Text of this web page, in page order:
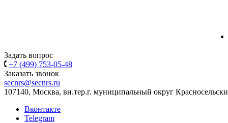
Задать вопрос
+7 (499) 753-05-48
Заказать звонок
secnrs@secnrs.ru
107140, Москва, вн.тер.г. муниципальный округ
Вконтакте
Telegram